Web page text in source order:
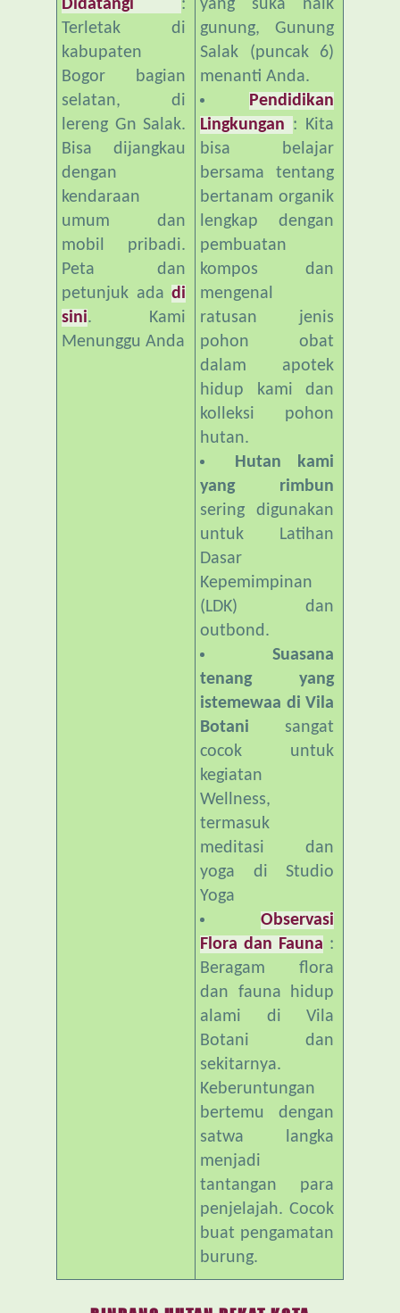
kabupaten
Bogor bagian
selatan, di
lereng Gn Salak.
Bisa dijangkau
dengan
kendaraan
umum dan
mobil pribadi.
Peta dan
petunjuk adadi
sini. Kami
Menunggu Anda
Salak (puncak 6)
menanti Anda.
Pendidikan
Lingkungan: Kita
bisa belajar
bersama tentang
bertanam organik
lengkap dengan
pembuatan
kompos dan
mengenal
ratusan jenis
pohon obat
dalam apotek
hidup kami dan
kolleksi pohon
hutan.
Hutan kami
yang rimbun
sering digunakan
untuk Latihan
Dasar
Kepemimpinan
(LDK) dan
outbond.
Suasana
tenang yang
istemewaa di Vila
Botanisangat
cocok untuk
kegiatan
Wellness,
termasuk
meditasi dan
yoga di Studio
Yoga
Observasi
Flora dan Fauna
Beragam flora
dan fauna hidup
alami di Vila
Botani dan
sekitarnya.
Keberuntungan
bertemu dengan
satwa langka
menjadi
tantangan para
penjelajah. Cocok
buat pengamatan
burung.
RINDANG HUTAN DEKAT KOTA